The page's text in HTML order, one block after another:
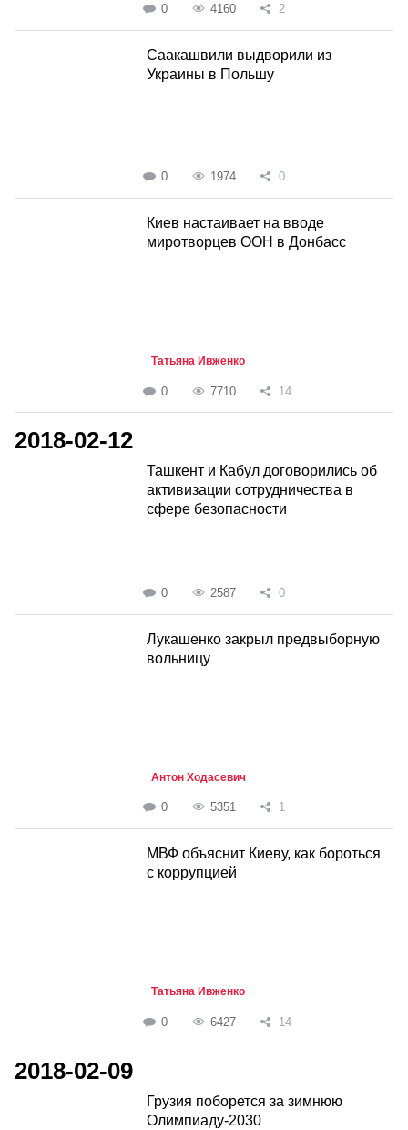
0 4160 2
Саакашвили выдворили из
Украины в Польшу
0 1974 0
Киев настаивает на вводе
миротворцев ООН в Донбасс
Татьяна Ивженко
0 7710 14
2018-02-12
Ташкент и Кабул договорились об
активизации сотрудничества в
сфере безопасности
0 2587 0
Лукашенко закрыл предвыборную
вольницу
Антон Ходасевич
0 5351 1
МВФ объяснит Киеву, как бороться
с коррупцией
Татьяна Ивженко
0 6427 14
2018-02-09
Грузия поборется за зимнюю
Олимпиаду-2030